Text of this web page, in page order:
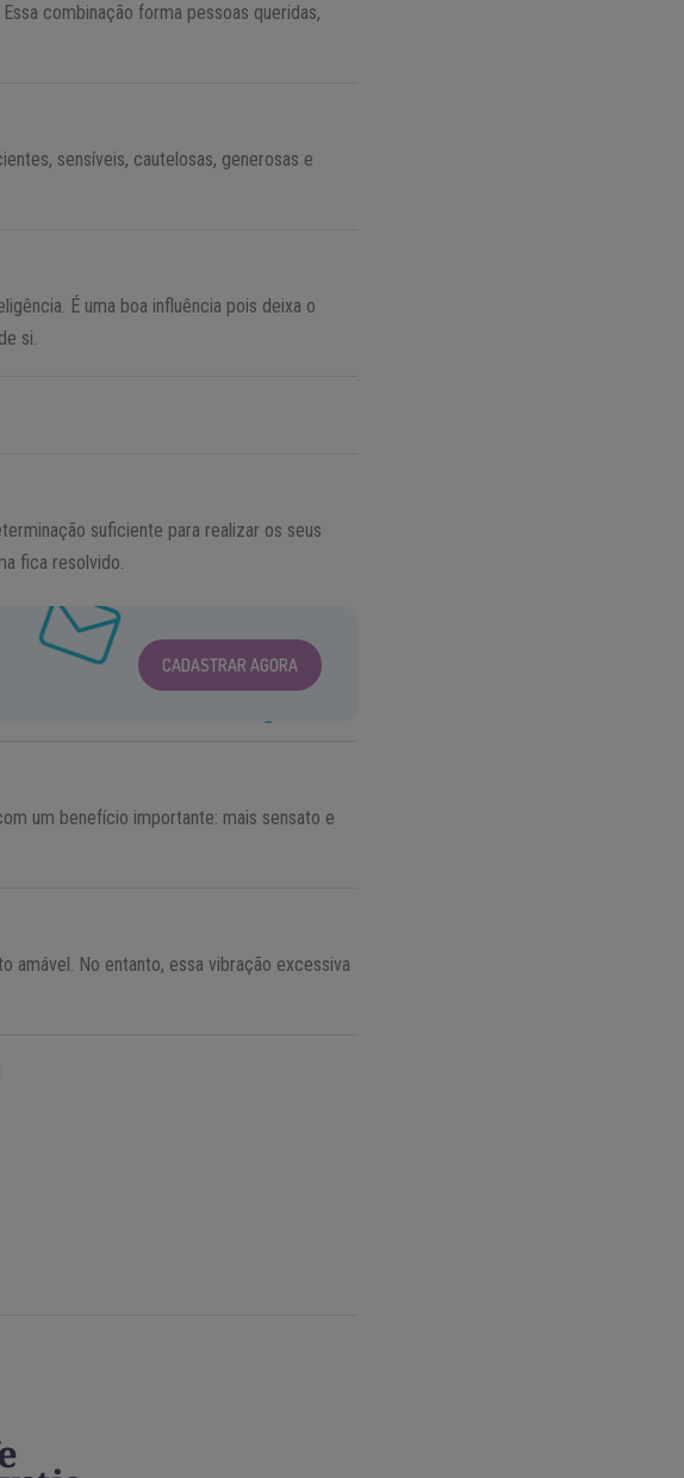
combinação forma pessoas queridas,
sensíveis, cautelosas, generosas e
É uma boa influência pois deixa o
si.
suficiente para realizar os seus
fica resolvido.
CADASTRAR AGORA
um benefício importante: mais sensato e
amável. No entanto, essa vibração excessiva